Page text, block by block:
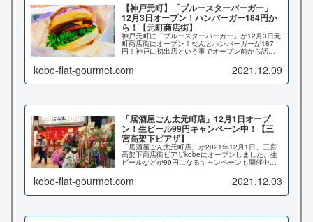
【神戸元町】「ブルースターバーガー」
12月3日オープン！ハンバーガー184円か
ら！【元町商店街】
神戸元町に「ブルースターバーガー」が12月3日元
町商店街にオープン！なんとハンバーガーが187
円！神戸に初出店という事でオープン前から話題
になってましたよ。こちらの記事では店内の様
子、メニュー、場所、ブルースターチーズバーガ
ーを実際に食べてみた感想など詳しくお伝え致し
kobe-flat-gourmet.com 2021.12.09
「居酒屋ごん太元町店」12月1日オープ
ン！生ビール99円キャンペーン中！【三
宮高架下ピアザ】
「居酒屋ごん太元町店」が2021年12月1日、三宮
高架下商店街ピアザkobeにオープンしました。生
ビールなどが99円になるキャンペーンも開催中で
すよ。こちらの記事では、オープンニングキャン
ペーン、お店の場所など詳しくお伝え致します♪
kobe-flat-gourmet.com 2021.12.03